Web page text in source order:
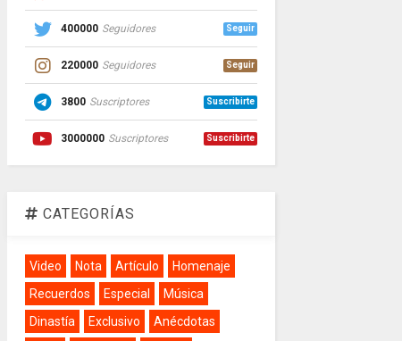
400000 Seguidores Seguir
220000 Seguidores Seguir
3800 Suscriptores Suscribirte
3000000 Suscriptores Suscribirte
CATEGORÍAS
Video Nota Artículo
Homenaje
Recuerdos
Especial
Música
Dinastía
Exclusivo
Anécdotas